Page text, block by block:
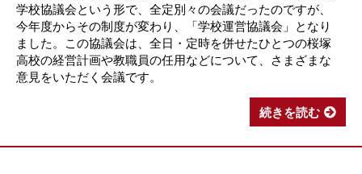
学校協議会という形で、全定別々の会議だったのですが、
今年度からその制度が変わり、「学校運営協議会」となり
ました。この協議会は、全日・定時を併せたひとつの桜塚
高校の経営計画や教職員の任用などについて、さまざまな
意見をいただく会議です。
続きを読む